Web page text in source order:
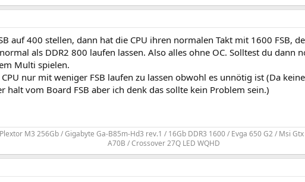
auf 400 stellen, dann hat die CPU ihren normalen Takt mit 1600 FSB,
als DDR2 800 laufen lassen. Also alles ohne OC. Solltest du dann
Multi spielen.
nur mit weniger FSB laufen zu lassen obwohl es unnötig ist (Da
halt vom Board FSB aber ich denk das sollte kein Problem sein.)
M3 256Gb / Gigabyte Ga-B85m-Hd3 rev.1 / 16Gb DDR3 1600 / Evga 650 G2 / Msi
A70B / Crossover 27Q LED WQHD​